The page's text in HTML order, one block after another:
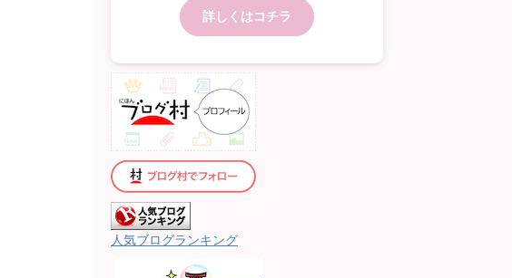
詳しくはコチラ
人気ブログランキング